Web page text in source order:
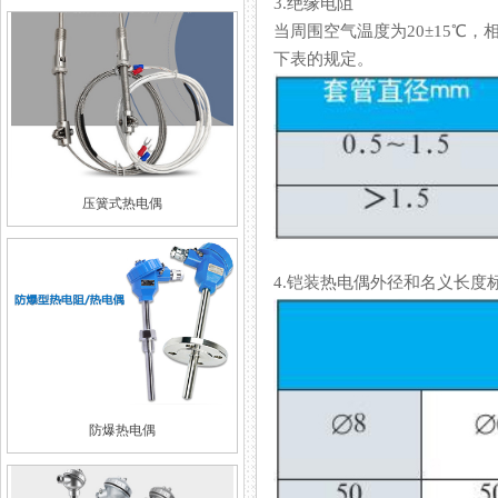
压簧式热电偶
防爆热电偶
当周围空气温度为20±15℃，
下表的规定。
4.铠装热电偶外径和名义长度